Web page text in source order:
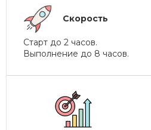
Скорость
Старт до 2 часов.
Выполнение до 8 часов.